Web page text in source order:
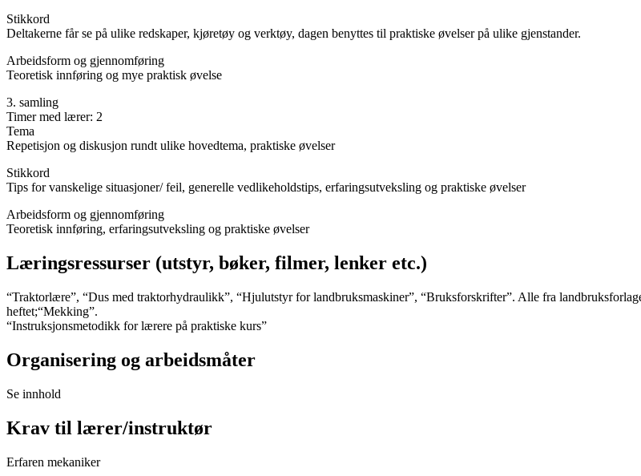
Stikkord
Deltakerne får se på ulike redskaper, kjøretøy og verktøy, dagen benyttes til praktiske øvelser på ulike gjenstander.
Arbeidsform og gjennomføring
Teoretisk innføring og mye praktisk øvelse
3. samling
Timer med lærer: 2
Tema
Repetisjon og diskusjon rundt ulike hovedtema, praktiske øvelser
Stikkord
Tips for vanskelige situasjoner/ feil, generelle vedlikeholdstips, erfaringsutveksling og praktiske øvelser
Arbeidsform og gjennomføring
Teoretisk innføring, erfaringsutveksling og praktiske øvelser
Læringsressurser (utstyr, bøker, filmer, lenker etc.)
“Traktorlære”, “Dus med traktorhydraulikk”, “Hjulutstyr for landbruksmaskiner”, “Bruksforskrifter”. Alle fra
heftet;“Mekking”.
“Instruksjonsmetodikk for lærere på praktiske kurs”
Organisering og arbeidsmåter
Se innhold
Krav til lærer/instruktør
Erfaren mekaniker